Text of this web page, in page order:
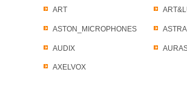
ART
ASTON_MICROPHONES
AUDIX
AXELVOX